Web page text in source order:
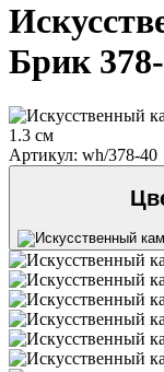
Брик
Артикул: wh/378-40